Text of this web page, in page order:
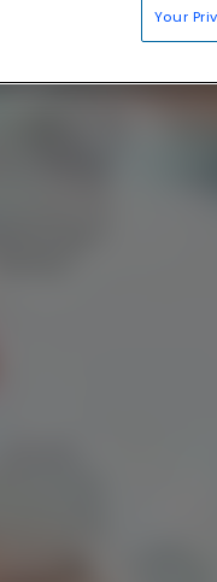
Your